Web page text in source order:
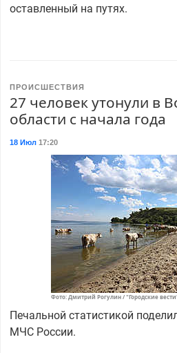
оставленный на путях.
ПРОИСШЕСТВИЯ
27 человек утонули в
области с начала года
18 Июл17:20
Фото: Дмитрий Рогулин / "Городские
Печальной статистикой
МЧС России.